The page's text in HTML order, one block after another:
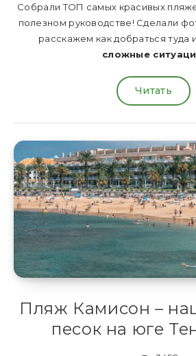
Собрали ТОП самых красивых
полезном руководстве! Сделали
расскажем как добраться туда и
сложные
Читать
Пляж Камисон –
песок на юге